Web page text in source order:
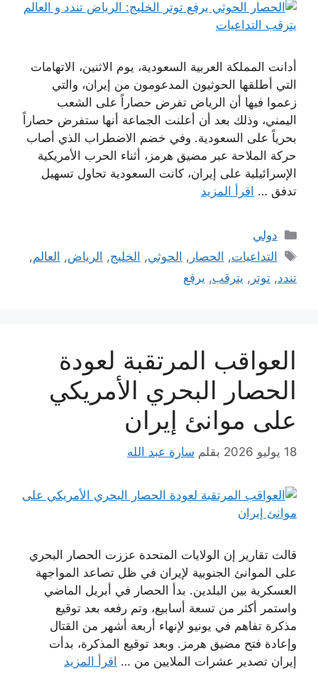
أدانت المملكة العربية السعودية، يوم الاثنين، الاتهامات
التي أطلقها الحوثيون المدعومون من إيران، والتي
زعموا فيها أن الرياض تفرض حصاراً على الشعب
اليمني، وذلك بعد أن أعلنت الجماعة أنها ستفرض حصاراً
بحرياً على السعودية. وفي خضم الاضطراب الذي أصاب
حركة الملاحة عبر مضيق هرمز، أثناء الحرب الأمريكية
الإسرائيلية على إيران، كانت السعودية تحاول تسهيل
تدفق … اقرأ المزيد
التصنيفات
دولي
الوسوم
التداعيات, الحصار , الحوثي, الخليج, الرياض, العالم,
تندد, توتر , يترقب, يرفع
العواقب المرتقبة لعودة
الحصار البحري الأمريكي
على موانئ إيران
18 يوليو 2026 بقلم سارة عبد الله
قالت تقارير إن الولايات المتحدة عززت الحصار البحري
على الموانئ الجنوبية لإيران في ظل تصاعد المواجهة
العسكرية بين البلدين. بدأ الحصار في أبريل الماضي
واستمر أكثر من تسعة أسابيع، وتم رفعه بعد توقيع
مذكرة تفاهم في يونيو لإنهاء أربعة أشهر من القتال
وإعادة فتح مضيق هرمز. وبعد توقيع المذكرة، بدأت
إيران تصدير عشرات الملايين من … اقرأ المزيد